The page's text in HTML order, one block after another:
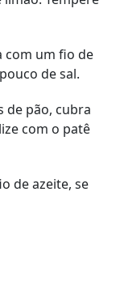
com um fio de
de sal.
de pão, cubra
com o patê
de azeite, se